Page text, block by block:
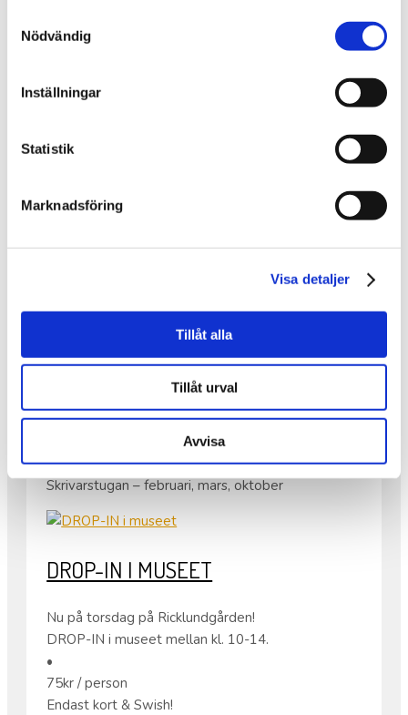
Nödvändig
Inställningar
Statistik
Marknadsföring
Visa detaljer
Tillåt alla
Tillåt urval
Avvisa
•
Det här är en av alla de aktiviteter som vi jobbat
•
musik!
Tack för alla ansökningar till vårt residens. Vi är så
glada och tacksamma för all respons och er vilja
att arbeta och bo på Ricklundgården.
Många av er har sökt samma månader / perioder
så därför håller vi ansökan öppen fram till 13 april
för följande månader;
Folkes Ateljé – december, januari
Annexet – november, december
Skrivarstugan – februari, mars, oktober
DROP-IN I MUSEET
Nu på torsdag på Ricklundgården!
DROP-IN i museet mellan kl. 10-14.
•
75kr / person
Endast kort & Swish!